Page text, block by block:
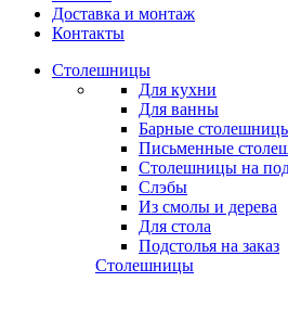
Доставка и монтаж
Контакты
Столешницы
Для кухни
Для ванны
Барные
Письменные
Столешницы на
Слэбы
Из смолы и дерева
Для стола
Подстолья на заказ
Столешницы